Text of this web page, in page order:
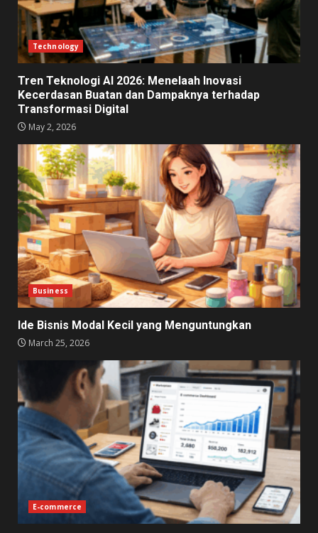
Technology
Tren Teknologi AI 2026: Menelaah Inovasi
Kecerdasan Buatan dan Dampaknya terhadap
Transformasi Digital
May 2, 2026
Business
Ide Bisnis Modal Kecil yang Menguntungkan
March 25, 2026
E-commerce